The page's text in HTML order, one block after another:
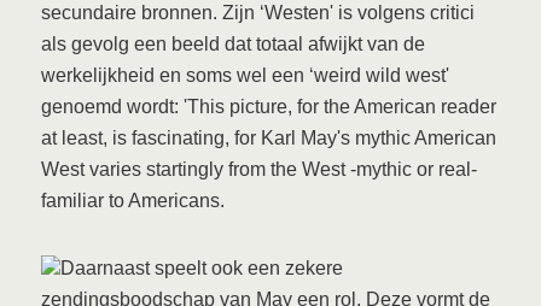
secundaire bronnen. Zijn ‘Westen' is volgens critici
als gevolg een beeld dat totaal afwijkt van de
werkelijkheid en soms wel een ‘weird wild west'
genoemd wordt: 'This picture, for the American reader
at least, is fascinating, for Karl May's mythic American
West varies startingly from the West -mythic or real-
familiar to Americans.
Daarnaast speelt ook een zekere
zendingsboodschap van May een rol. Deze vormt de